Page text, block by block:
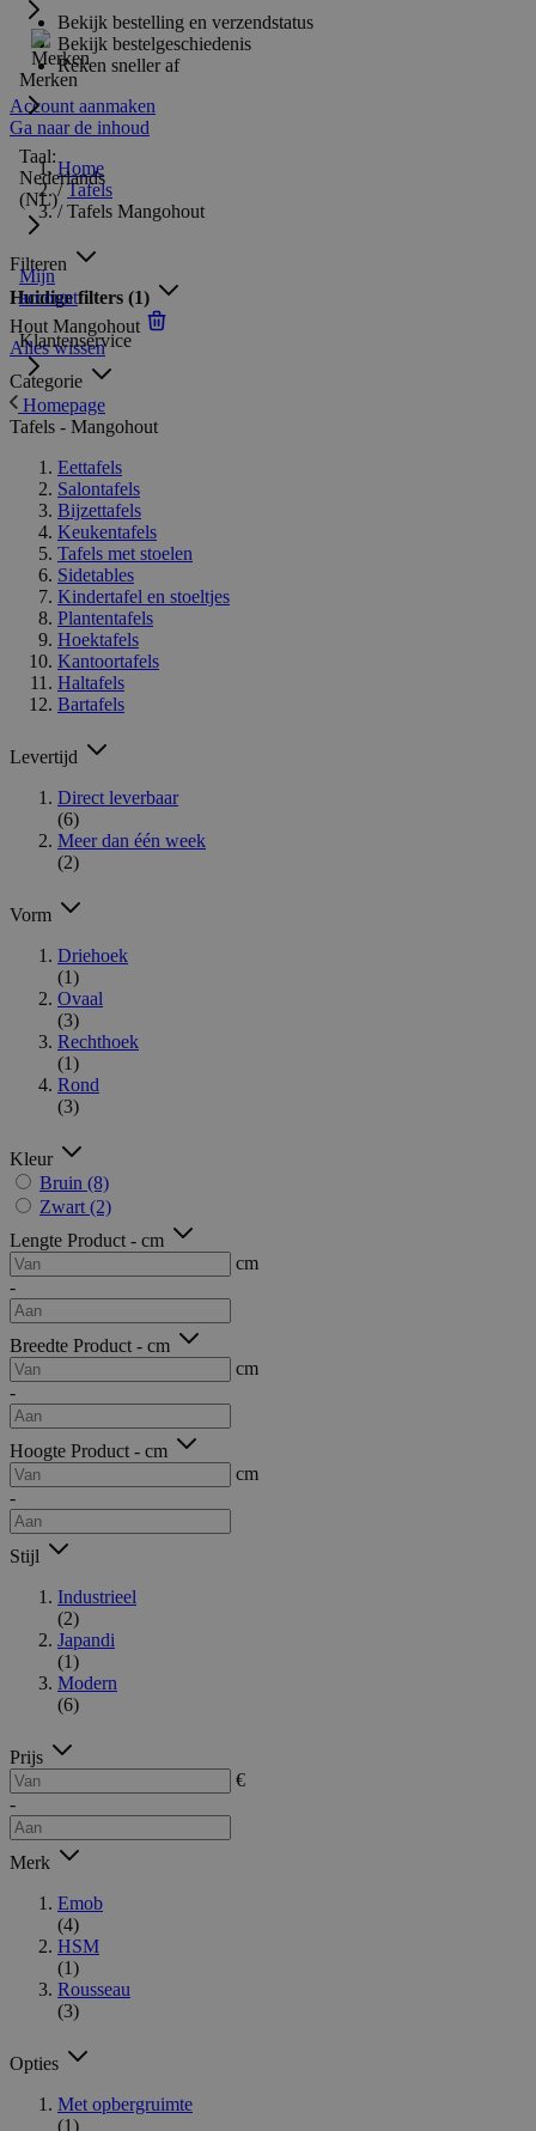
Merken
Taal:
Nederlands
(NL)
Mijn
account
Klantenservice
Bekijk bestelling en verzendstatus
Bekijk bestelgeschiedenis
Reken sneller af
Account aanmaken
Ga naar de inhoud
Home
/ Tafels
/ Tafels Mangohout
Filteren
Huidige filters (1)
Hout Mangohout
Alles wissen
Categorie
Homepage
Tafels - Mangohout
Eettafels
Salontafels
Bijzettafels
Keukentafels
Tafels met stoelen
Sidetables
Kindertafel en stoeltjes
Plantentafels
Hoektafels
Kantoortafels
Haltafels
Bartafels
Levertijd
Direct leverbaar
(6)
Meer dan één week
(2)
Vorm
Driehoek
(1)
Ovaal
(3)
Rechthoek
(1)
Rond
(3)
Kleur
Bruin (8)
Zwart (2)
Lengte Product - cm
cm
-
Breedte Product - cm
cm
-
Hoogte Product - cm
cm
-
Stijl
Industrieel
(2)
Japandi
(1)
Modern
(6)
Prijs
€
-
Merk
Emob
(4)
HSM
(1)
Rousseau
(3)
Opties
Met opbergruimte
(1)